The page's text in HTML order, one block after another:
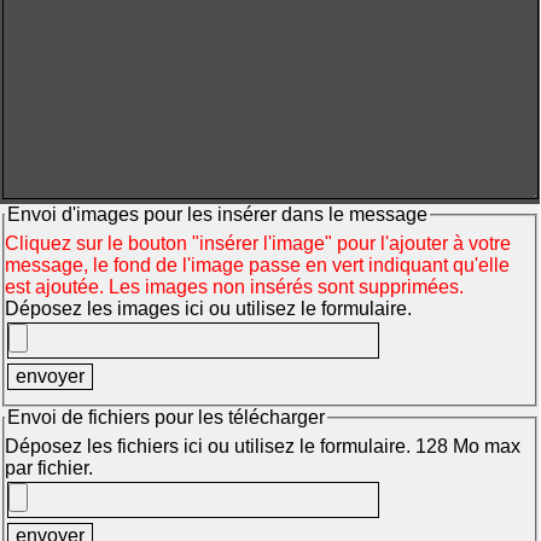
Envoi d'images pour les insérer dans le message
Cliquez sur le bouton "insérer l'image" pour l'ajouter à votre
message, le fond de l'image passe en vert indiquant qu'elle
est ajoutée. Les images non insérés sont supprimées.
Déposez les images ici ou utilisez le formulaire.
Envoi de fichiers pour les télécharger
Déposez les fichiers ici ou utilisez le formulaire. 128 Mo max
par fichier.